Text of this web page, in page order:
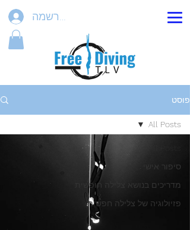
הרשמה
פוסט
סיפור אישי
מדריכים בנושא צלילה חופשית
פזיולוגיה של צלילה חפשית
All Posts